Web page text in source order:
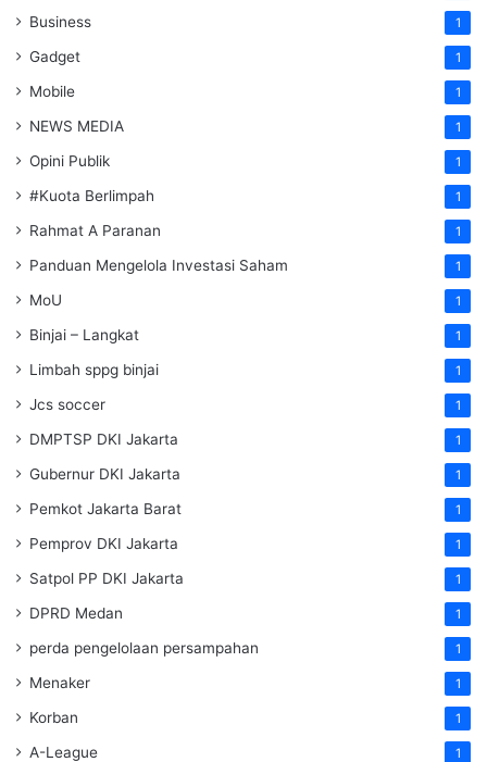
Business 1
Gadget 1
Mobile 1
NEWS MEDIA 1
Opini Publik 1
#Kuota Berlimpah 1
Rahmat A Paranan 1
Panduan Mengelola Investasi Saham 1
MoU 1
Binjai – Langkat 1
Limbah sppg binjai 1
Jcs soccer 1
DMPTSP DKI Jakarta 1
Gubernur DKI Jakarta 1
Pemkot Jakarta Barat 1
Pemprov DKI Jakarta 1
Satpol PP DKI Jakarta 1
DPRD Medan 1
perda pengelolaan persampahan 1
Menaker 1
Korban 1
A-League 1